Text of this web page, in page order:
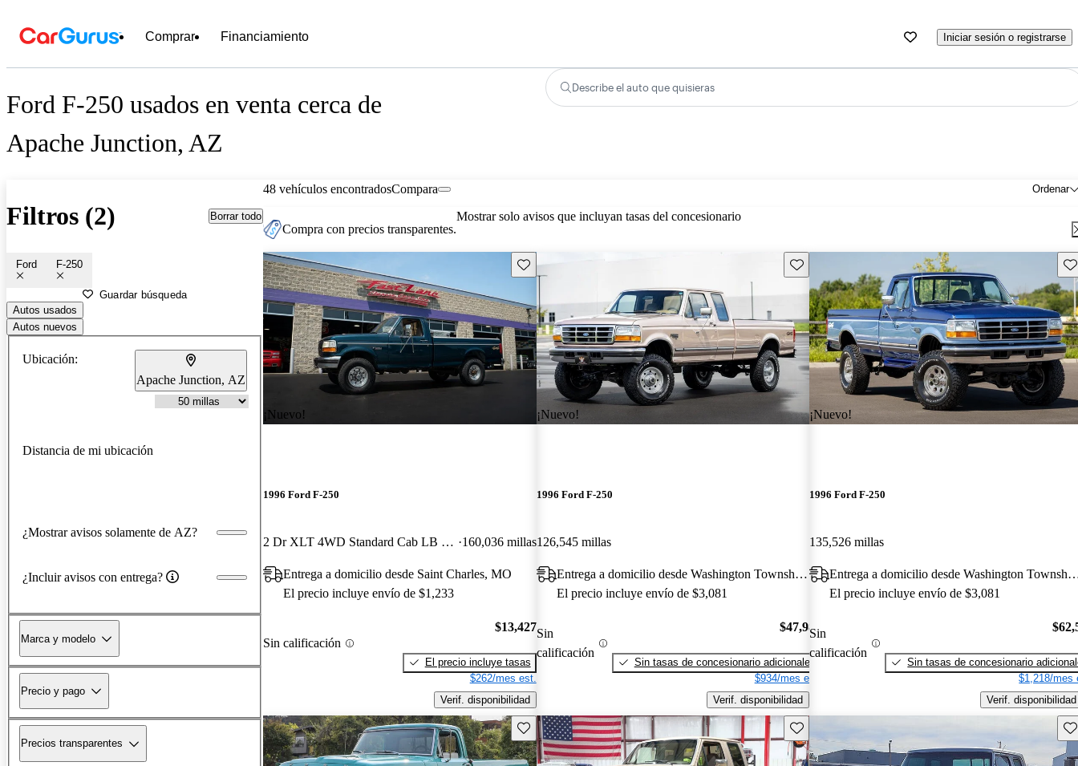
Comprar Financiamiento Iniciar sesión o registrarse
Ford F-250 usados en venta cerca de
Apache Junction, AZ
Describe el auto que quisieras
Filtros (2) Borrar todo
Ford F-250
Guardar búsqueda
Autos usados
Autos nuevos
Ubicación:
Apache Junction, AZ
Distancia de mi ubicación
¿Mostrar avisos solamente de AZ?
¿Incluir avisos con entrega?
Marca y modelo
Precio y pago
Precios transparentes
48 vehículos encontrados Ordenar
Compara
Compra con precios transparentes.
Mostrar solo avisos que incluyan tasas del concesionario
¡Nuevo!
Guarda este Aviso
1996 Ford F-250
2 Dr XLT 4WD Standard Cab LB HD 160,036 millas
Entrega a domicilio desde Saint Charles, MO
El precio incluye envío de $1,233
Sin calificación
$13,427
El precio incluye tasas
$262/mes est.
Verif. disponibilidad
¡Nuevo!
Guarda este Aviso
1996 Ford F-250
126,545 millas
Entrega a domicilio desde Washington Township, NJ
El precio incluye envío de $3,081
Sin
calificación
$47,981
Sin tasas de concesionario adicionales
$934/mes est.
Verif. disponibilidad
¡Nuevo!
1996 Ford F-250
135,526 millas
Entrega a domicilio desde
El precio incluye envío de $3,081
Sin
calificación
Sin tasas de concesionario
$1,218/mes
Verif. disponibilidad
Guarda este Aviso Guarda este Aviso